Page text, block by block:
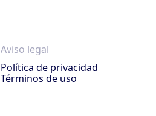
Aviso legal
Política de privacidad
Términos de uso